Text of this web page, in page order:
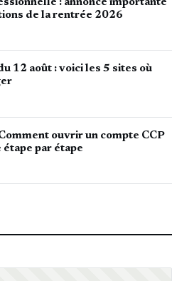
: annonce importante
de la rentrée 2026
12 août : voici les 5 sites où
ouvrir un compte CCP
étape par étape